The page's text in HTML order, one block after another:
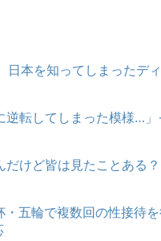
本を知ってしまったデ
逆転してしまった模様…
けど皆は見たことある
・五輪で複数回の性接待